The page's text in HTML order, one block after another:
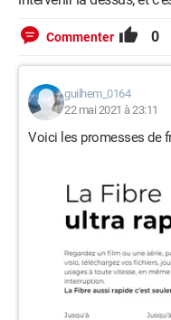
Commenter 0
guilhem_0164
22 mai 2021 à 23:11
Voici les promesses de